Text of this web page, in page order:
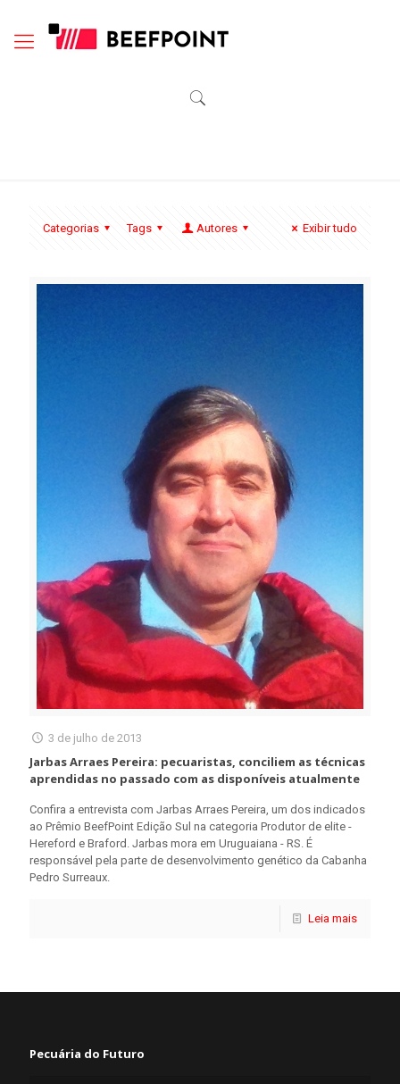
Categorias Tags Autores Exibir tudo
3 de julho de 2013
Jarbas Arraes Pereira: pecuaristas, conciliem as técnicas
aprendidas no passado com as disponíveis atualmente
Confira a entrevista com Jarbas Arraes Pereira, um dos indicados
ao Prêmio BeefPoint Edição Sul na categoria Produtor de elite -
Hereford e Braford. Jarbas mora em Uruguaiana - RS. É
responsável pela parte de desenvolvimento genético da Cabanha
Pedro Surreaux.
Leia mais
Pecuária do Futuro